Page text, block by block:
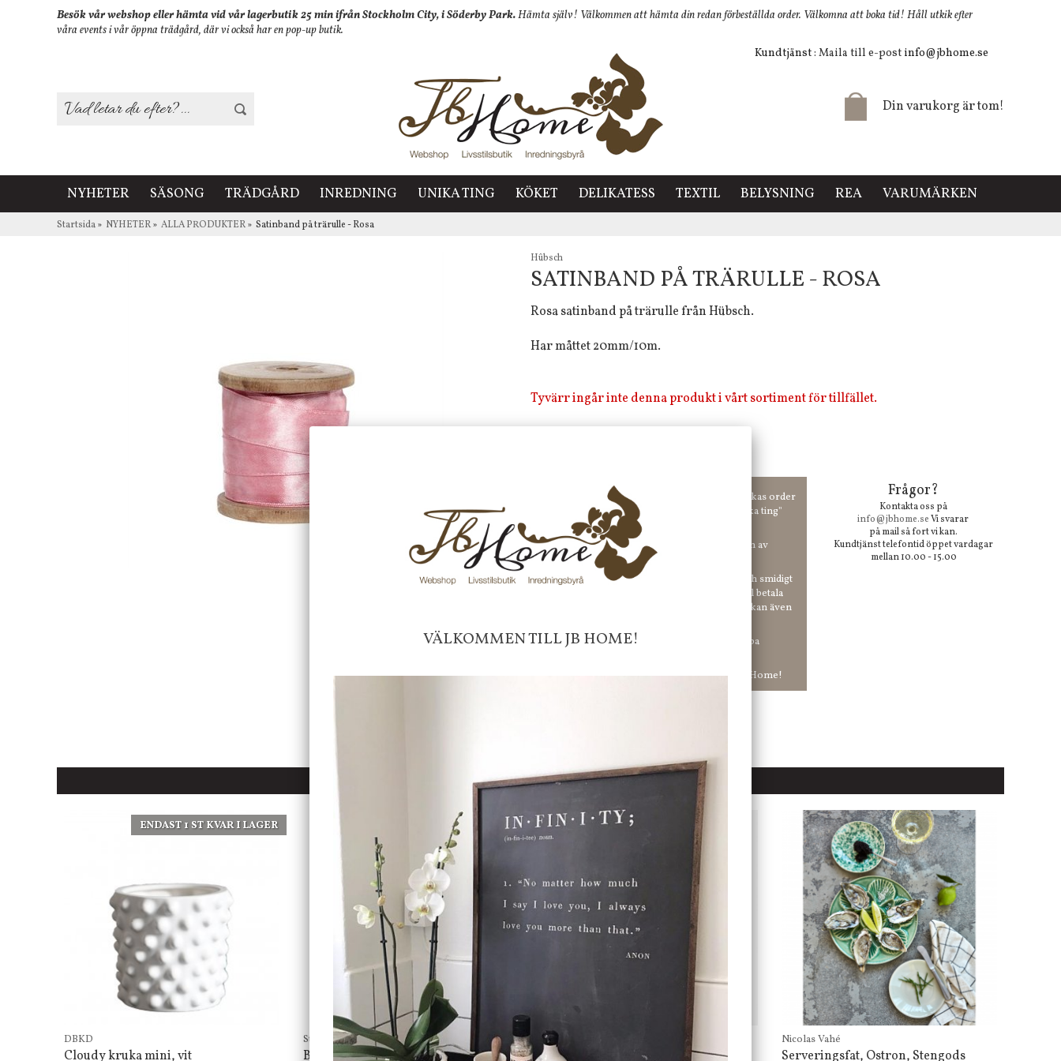
Besök vår webshop eller hämta vid vår lagerbutik 25 min ifrån Stockholm City, i Söderby Park.Hämta själv! Välkommen att hämta din redan förbeställda order. Välkomna att boka tid! Håll utkik efter
våra events i vår öppna trädgård, där vi också har en pop-up butik.
Kundtjänst: Maila till e-post info@jbhome.se
Din varukorg är tom!
NYHETER SÄSONG TRÄDGÅRD INREDNING UNIKA TING KÖKET DELIKATESS TEXTIL BELYSNING REA VARUMÄRKEN
Startsida» NYHETER» ALLA PRODUKTER» Satinband på trärulle - Rosa
Hûbsch
SATINBAND PÅ TRÄRULLE - ROSA
Rosa satinband på trärulle från Hübsch.
Har måttet 20mm/10m.
Tyvärr ingår inte denna produkt i vårt sortiment för tillfället.
Frakt 99 kr, handlar du över 2000 kr skickas order
fraktfritt. 100 kr - 400 kr i frakt för våra "unika ting"
produkter som skickas.
10 % rabatt på din första order vid anmälan av
nyhetsbrev, via pop-up ruta
Faktura 0 kr. Hos oss betalar du enkelt och smidigt
med KLARNA CHECKOUT. Välj själv hur du vill betala
mellan alla Klarnas betalningstjänster. Och du kan även
Nöjda kunder och strävar efter att ha snabba
-ligt Tack för att just Du tittar in hos Jb Home!
Frågor?
Kontakta oss på
info@jbhome.seVi svarar
på mail så fort vi kan.
Kundtjänst telefontid öppet vardagar
mellan 10.00 - 15.00
DU KANSKE OCKSÅ ÄR INTRESSERAD AV
ENDAST 1 ST KVAR I LAGER
DBKD
Cloudy kruka mini, vit
Star Trading
Bordslampa Mushroom vit, Utomhus
House Doctor
Skål, Hands marmor
-20%
Nicolas Vahé
Serveringsfat, Ostron, Stengods
VÄLKOMMEN TILL JB HOME!